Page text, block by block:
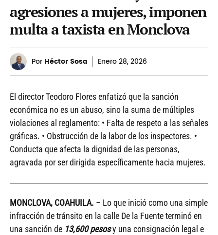
agresiones a mujeres, imponen
multa a taxista en Monclova
Por Héctor Sosa Enero28, 2026
El director Teodoro Flores enfatizó que la sanción
económica no es un abuso, sino la suma de múltiples
violaciones al reglamento: • Falta de respeto a las señales
gráficas. • Obstrucción de la labor de los inspectores. •
Conducta que afecta la dignidad de las personas,
agravada por ser dirigida específicamente hacia mujeres.
MONCLOVA, COAHUILA. – Lo que inició como una simple
infracción de tránsito en la calle De la Fuente terminó en
una sanción de 13,600 pesosy una consignación legal e